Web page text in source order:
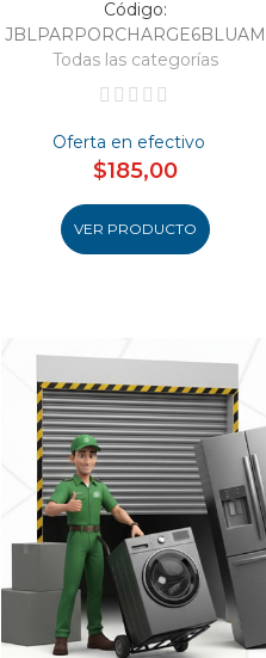
Código:
JBLPARPORCHARGE6BLUAM
Todas las categorías
Oferta en efectivo
$185,00
VER PRODUCTO